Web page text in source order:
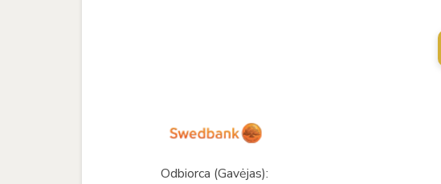
Odbiorca (Gavėjas):